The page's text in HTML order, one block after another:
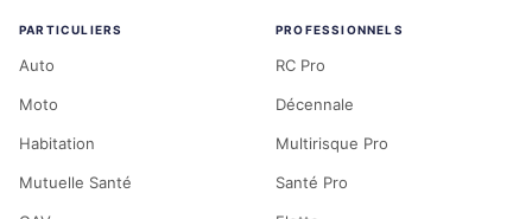
PARTICULIERS
Auto
Moto
Habitation
Mutuelle Santé
PROFESSIONNELS
RC Pro
Décennale
Multirisque Pro
Santé Pro